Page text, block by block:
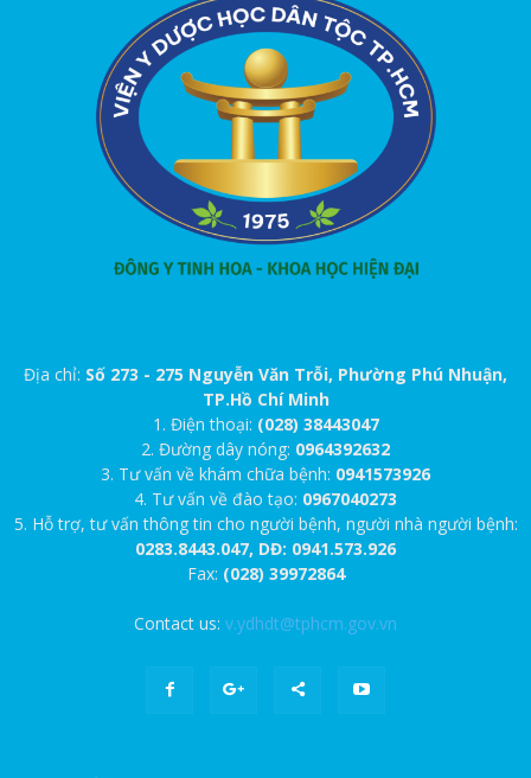
Địa chỉ: Số 273 - 275 Nguyễn Văn Trỗi, Phường Phú Nhuận,
TP.Hồ Chí Minh
1. Điện thoại: (028) 38443047
2. Đường dây nóng: 0964392632
3. Tư vấn về khám chữa bệnh: 0941573926
4. Tư vấn về đào tạo: 0967040273
5. Hỗ trợ, tư vấn thông tin cho người bệnh, người nhà người bệnh:
0283.8443.047, DĐ: 0941.573.926
Fax: (028) 39972864
Contact us: v.ydhdt@tphcm.gov.vn